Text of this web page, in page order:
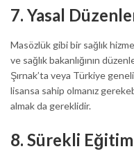
7. Yasal
Masözlük gibi bir sağlık
ve sağlık bakanlığının
Şırnak’ta veya Türkiye
lisansa sahip olmanız
almak da gereklidir.
8. Sürekli